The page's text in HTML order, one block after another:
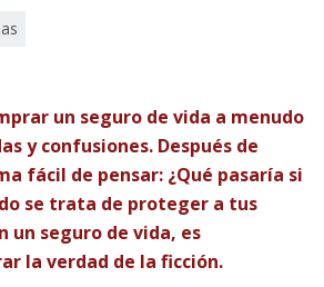
un seguro de vida a menudo
y confusiones. Después de
fácil de pensar: ¿Qué pasaría si
se trata de proteger a tus
un seguro de vida, es
la verdad de la ficción.